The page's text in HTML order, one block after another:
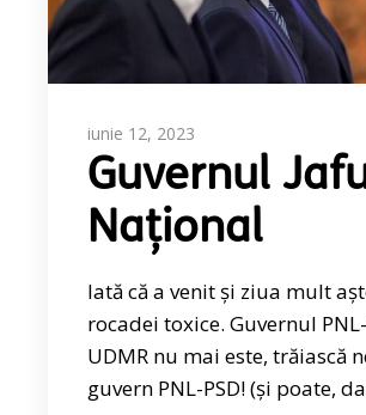
iunie 12, 2023
Guvernul
Național
Iată că a venit și ziua mult
rocadei toxice. Guvernul
UDMR nu mai este, trăiască
guvern PNL-PSD! (și poate,